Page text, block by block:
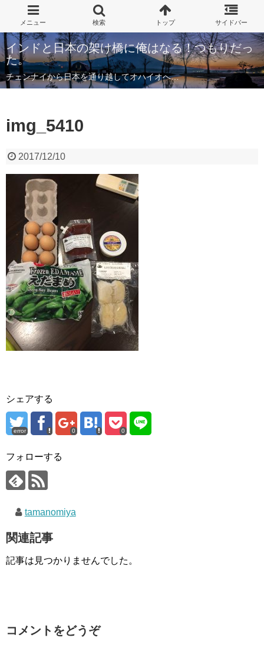
インドと日本の架け橋に俺はなる！つもりだっ
た。
チェンナイから日本を通り越してオハイオへ…
img_5410
2017/12/10
シェアする
error 0 0
フォローする
tamanomiya
関連記事
記事は見つかりませんでした。
コメントをどうぞ